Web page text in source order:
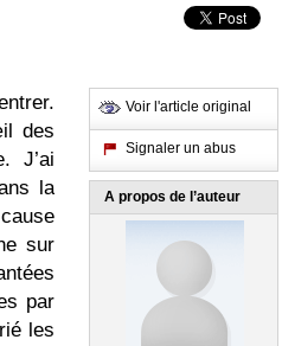
des
J’ai
la
sur
par
les
Voir l'article original
Signaler un abus
A propos de l’auteur